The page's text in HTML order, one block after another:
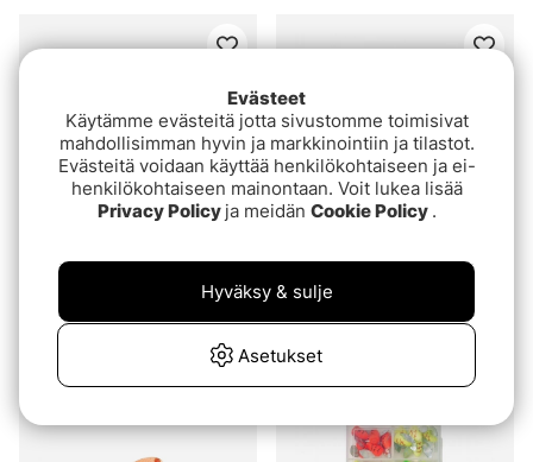
Raid Osakana Swimmer
€15.90
Fladen Maxximus
Predator Cranking
Minnow 40mm 6g
Evästeet
Käytämme evästeitä jotta sivustomme toimisivat
mahdollisimman hyvin ja markkinointiin ja tilastot.
Evästeitä voidaan käyttää henkilökohtaiseen ja ei-
henkilökohtaiseen mainontaan. Voit lukea lisää
Privacy Policy ja meidän Cookie Policy .
Asetukset
Hyväksy & sulje